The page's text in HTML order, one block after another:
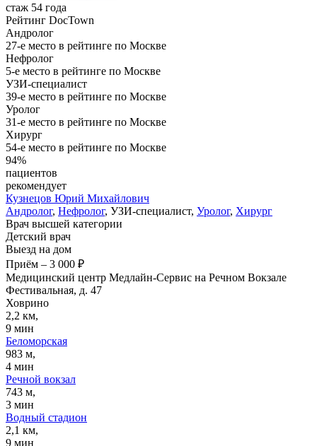
стаж 54 года
Рейтинг DocTown
Андролог
27-е место в рейтинге по Москве
Нефролог
5-е место в рейтинге по Москве
УЗИ-специалист
39-е место в рейтинге по Москве
Уролог
31-е место в рейтинге по Москве
Хирург
54-е место в рейтинге по Москве
94%
пациентов
рекомендует
Кузнецов Юрий Михайлович
Андролог, Нефролог, УЗИ-специалист, Уролог, Хирург
Врач высшей категории
Детский врач
Выезд на дом
Приём – 3 000 ₽
Медицинский центр Медлайн-Сервис на Речном Вокзале
Фестивальная, д. 47
Ховрино
2,2 км,
9 мин
Беломорская
983 м,
4 мин
Речной вокзал
743 м,
3 мин
Водный стадион
2,1 км,
9 мин